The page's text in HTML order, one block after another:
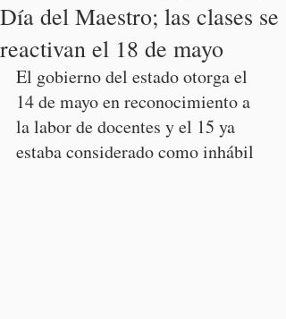
Día del Maestro; las clases se
reactivan el 18 de mayo
El gobierno del estado otorga el
14 de mayo en reconocimiento a
la labor de docentes y el 15 ya
estaba considerado como inhábil